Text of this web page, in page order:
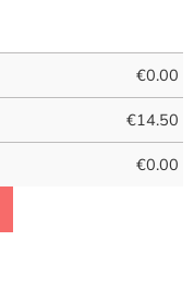
€0.00
€14.50
€0.00